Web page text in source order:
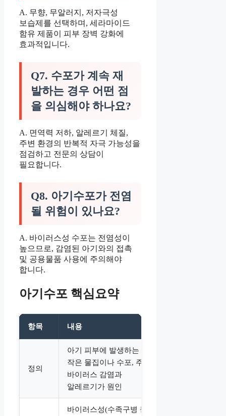
A. 무향, 무알러지, 저자극성
보습제를 선택하며, 세라마이드
함유 제품이 피부 장벽 강화에
효과적입니다.
Q7. 수포가 계속 재
발하는 경우 어떤 점
을 의심해야 하나요?
A. 면역력 저하, 알레르기 체질,
주변 환경의 반복적 자극 가능성을
점검하고 전문의 상담이
필요합니다.
Q8. 아기수포가 전염
될 위험이 있나요?
A. 바이러스성 수포는 전염성이
높으므로, 감염된 아기와의 접촉
및 공용물품 사용에 주의해야
합니다.
아기수포 핵심요약
항목 내용
정의
아기 피부에 발생하는
작은 물집이나 수포, 주로
바이러스 감염과
알레르기가 원인
바이러스성(수족구병 등),